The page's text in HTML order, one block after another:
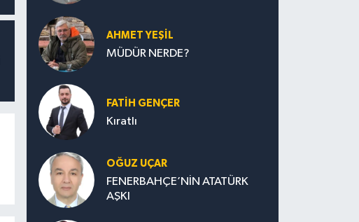
AHMET YEŞİL
MÜDÜR NERDE?
FATIH GENÇER
Kıratlı
OĞUZ UÇAR
FENERBAHÇE’NİN ATATÜRK
AŞKI